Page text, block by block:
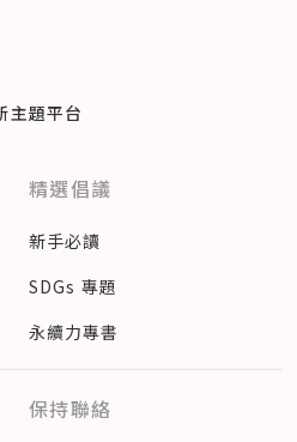
主題平台
精選倡議
新手必讀
SDGs 專題
永續力專書
保持聯絡